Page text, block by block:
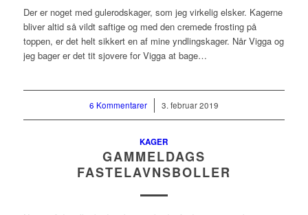
Der er noget med gulerodskager, som jeg virkelig elsker. Kagerne
bliver altid så vildt saftige og med den cremede frosting på
toppen, er det helt sikkert en af mine yndlingskager. Når Vigga og
jeg bager er det tit sjovere for Vigga at bage…
6 Kommentarer
/ 3. februar 2019
KAGER
GAMMELDAGS
FASTELAVNSBOLLER